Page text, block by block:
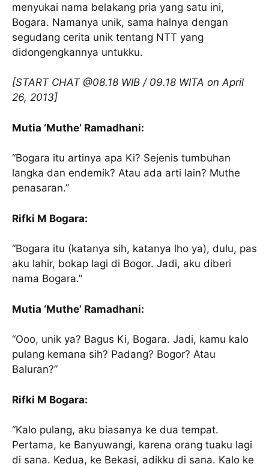
menyukai nama belakang pria yang satu ini,
Bogara. Namanya unik, sama halnya dengan
segudang cerita unik tentang NTT yang
didongengkannya untukku.
[START CHAT @08.18 WIB / 09.18 WITA on April
26, 2013]
Mutia ‘Muthe’ Ramadhani:
“Bogara itu artinya apa Ki? Sejenis tumbuhan
langka dan endemik? Atau ada arti lain? Muthe
penasaran.”
Rifki M Bogara:
“Bogara itu (katanya sih, katanya lho ya), dulu, pas
aku lahir, bokap lagi di Bogor. Jadi, aku diberi
nama Bogara.”
Mutia ‘Muthe’ Ramadhani:
“Ooo, unik ya? Bagus Ki, Bogara. Jadi, kamu kalo
pulang kemana sih? Padang? Bogor? Atau
Baluran?”
Rifki M Bogara:
“Kalo pulang, aku biasanya ke dua tempat.
Pertama, ke Banyuwangi, karena orang tuaku lagi
di sana. Kedua, ke Bekasi, adikku di sana. Kalo ke